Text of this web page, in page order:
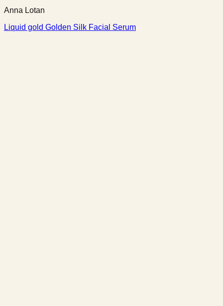
Anna Lotan
Liquid gold Golden Silk Facial Serum